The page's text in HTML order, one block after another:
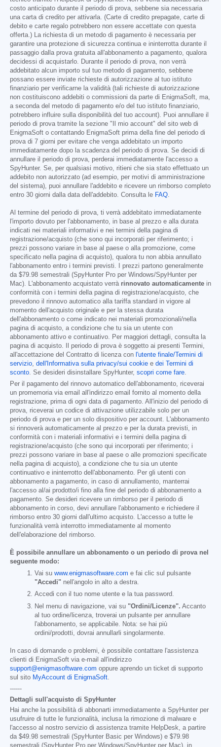
costo anticipato durante il periodo di prova, sebbene sia necessaria
una carta di credito per attivarla. (Carte di credito prepagate, carte di
debito e carte regalo potrebbero non essere accettate con questa
offerta.) La richiesta di un metodo di pagamento è necessaria per
garantire una protezione di sicurezza continua e ininterrotta durante il
passaggio dalla prova gratuita all'abbonamento a pagamento, qualora
decidessi di acquistarlo. Durante il periodo di prova, non verrà
addebitato alcun importo sul tuo metodo di pagamento, sebbene
possano essere inviate richieste di autorizzazione al tuo istituto
finanziario per verificarne la validità (tali richieste di autorizzazione
non costituiscono addebiti o commissioni da parte di EnigmaSoft, ma,
a seconda del metodo di pagamento e/o del tuo istituto finanziario,
potrebbero influire sulla disponibilità del tuo account). Puoi annullare il
periodo di prova tramite la sezione "Il mio account" del sito web di
EnigmaSoft o contattando EnigmaSoft prima della fine del periodo di
prova di 7 giorni per evitare che venga addebitato un importo
immediatamente dopo la scadenza del periodo di prova. Se decidi di
annullare il periodo di prova, perderai immediatamente l'accesso a
SpyHunter. Se, per qualsiasi motivo, ritieni che sia stato effettuato un
addebito non autorizzato (ad esempio, per motivi di amministrazione
del sistema), puoi annullare l'addebito e ricevere un rimborso completo
entro 30 giorni dalla data dell'addebito. Consulta le FAQ.
Al termine del periodo di prova, ti verrà addebitato immediatamente
l'importo dovuto per l'abbonamento, in base al prezzo e alla durata
indicati nei materiali informativi e nei termini della pagina di
registrazione/acquisto (che sono qui incorporati per riferimento; i
prezzi possono variare in base al paese o alla promozione, come
specificato nella pagina di acquisto), qualora tu non abbia annullato
l'abbonamento entro i termini previsti. I prezzi partono generalmente
da $79.98 semestrali (SpyHunter Pro per Windows/SpyHunter per
Mac). L'abbonamento acquistato verrà rinnovato automaticamente in
conformità con i termini della pagina di registrazione/acquisto, che
prevedono il rinnovo automatico alla tariffa standard in vigore al
momento dell'acquisto originale e per la stessa durata
dell'abbonamento o come indicato nei materiali promozionali/nella
pagina di acquisto, a condizione che tu sia un utente con
abbonamento attivo e continuativo. Per maggiori dettagli, consulta la
pagina di acquisto. Il periodo di prova è soggetto ai presenti Termini,
all'accettazione del Contratto di licenza con l'utente finale/Termini di
servizio, dell'Informativa sulla privacy/sui cookie e dei Termini di
sconto. Se desideri disinstallare SpyHunter, scopri come fare.
Per il pagamento del rinnovo automatico dell'abbonamento, riceverai
un promemoria via email all'indirizzo email fornito al momento della
registrazione, prima di ogni data di pagamento. All'inizio del periodo di
prova, riceverai un codice di attivazione utilizzabile solo per un
periodo di prova e per un solo dispositivo per account. L'abbonamento
si rinnoverà automaticamente al prezzo e per la durata previsti, in
conformità con i materiali informativi e i termini della pagina di
registrazione/acquisto (che sono qui incorporati per riferimento; i
prezzi possono variare in base al paese o alle promozioni specificate
nella pagina di acquisto), a condizione che tu sia un utente
continuativo e ininterrotto dell'abbonamento. Per gli utenti con
abbonamento a pagamento, in caso di annullamento, manterrai
l'accesso al/ai prodotto/i fino alla fine del periodo di abbonamento a
pagamento. Se desideri ricevere un rimborso per il periodo di
abbonamento in corso, devi annullare l'abbonamento e richiedere il
rimborso entro 30 giorni dall'ultimo acquisto. L'accesso a tutte le
funzionalità verrà interrotto immediatamente al momento
dell'elaborazione del rimborso.
È possibile annullare un abbonamento o un periodo di prova nel
seguente modo:
Vai su www.enigmasoftware.com e fai clic sul pulsante
"Accedi" nell'angolo in alto a destra.
Accedi con il tuo nome utente e la tua password.
Nel menu di navigazione, vai su "Ordini/Licenze". Accanto
al tuo ordine/licenza, troverai un pulsante per annullare
l'abbonamento, se applicabile. Nota: se hai più
ordini/prodotti, dovrai annullarli singolarmente.
In caso di domande o problemi, è possibile contattare l'assistenza
clienti di EnigmaSoft via e-mail all'indirizzo
support@enigmasoftware.com oppure aprendo un ticket di supporto
sul sito MyAccount di EnigmaSoft
------
Dettagli sull'acquisto di SpyHunter
Hai anche la possibilità di abbonarti immediatamente a SpyHunter per
usufruire di tutte le funzionalità, inclusa la rimozione di malware e
l'accesso al nostro servizio di assistenza tramite HelpDesk, a partire
da $49.98 semestrali (SpyHunter Basic per Windows) e $79.98
semestrali (SpyHunter Pro per Windows/SpyHunter per Mac), in